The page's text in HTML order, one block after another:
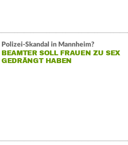
Polizei-Skandal in Mannheim?
BEAMTER SOLL FRAUEN ZU SEX
GEDRÄNGT HABEN